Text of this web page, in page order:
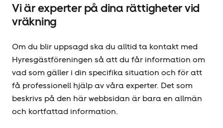
Vi är experter på dina rättigheter vid
vräkning
Om du blir uppsagd ska du alltid ta kontakt med
Hyresgäst­föreningen så att du får information om
vad som gäller i din specifika situation och för att
få professionell hjälp av våra experter. Det som
beskrivs på den här webbsidan är bara en allmän
och kortfattad information.